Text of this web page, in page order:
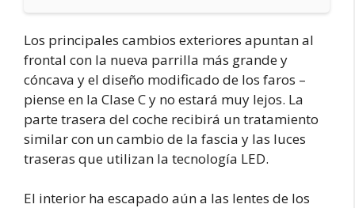
Los principales cambios exteriores apuntan al
frontal con la nueva parrilla más grande y
cóncava y el diseño modificado de los faros –
piense en la Clase C y no estará muy lejos. La
parte trasera del coche recibirá un tratamiento
similar con un cambio de la fascia y las luces
traseras que utilizan la tecnología LED.
El interior ha escapado aún a las lentes de los